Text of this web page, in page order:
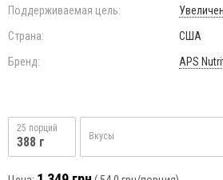
Поддерживаемая цель:
Страна:
США
Бренд:
APS
25 порций
388 г Вкусы